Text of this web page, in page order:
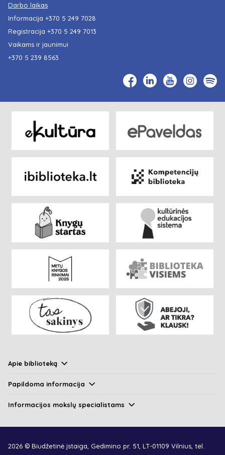
Darbo laikas
Informacija +370 5 249 7028
Registracija +370 5 249 7013
Vaikams ir jaunimui
+370 5 239 8563
Apie biblioteką
Papildoma informacija
Informacijos mokslų specialistams
2026 © Biudžetinė įstaiga, Gedimino pr. 51, LT-01109 Vilnius, tel.